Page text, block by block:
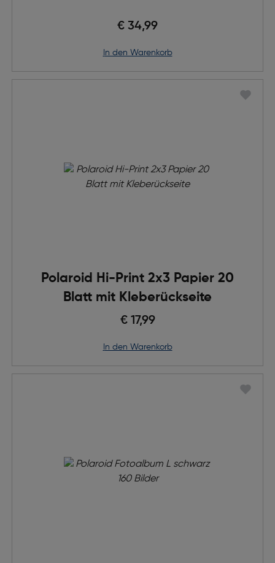
€ 34,99
in den Warenkorb
Polaroid Hi-Print 2x3 Papier 20
Blatt mit Kleberückseite
€ 17,99
in den Warenkorb